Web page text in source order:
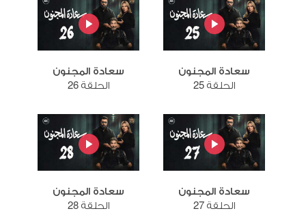
سعادة المجنون
الحلقة 25
سعادة المجنون
الحلقة 26
سعادة المجنون
الحلقة 27
سعادة المجنون
الحلقة 28